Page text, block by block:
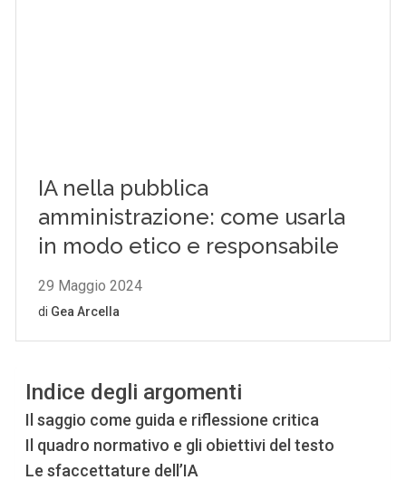
Indice degli argomenti
Il saggio come guida e riflessione critica
Il quadro normativo e gli obiettivi del testo
Le sfaccettature dell’IA